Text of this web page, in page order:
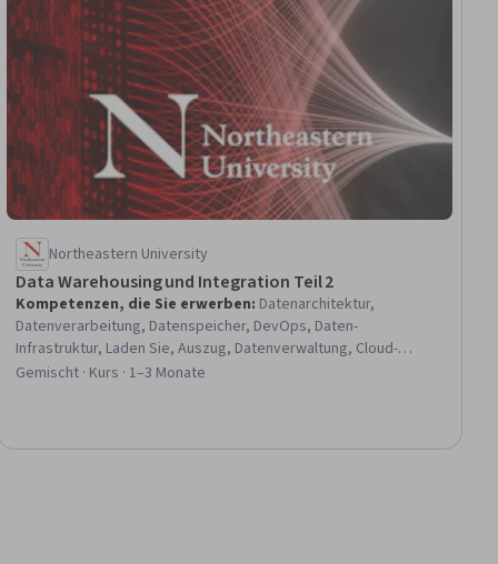
Northeastern University
Data Warehousing und Integration Teil 2
Kompetenzen, die Sie erwerben: Datenarchitektur,
Datenverarbeitung, Datenspeicher, DevOps, Daten-
Infrastruktur, Laden Sie, Auszug, Datenverwaltung, Cloud-
Bereitstellung, Data Warehousing, Daten-Pipelines, Cloud-
Gemischt · Kurs · 1–3 Monate